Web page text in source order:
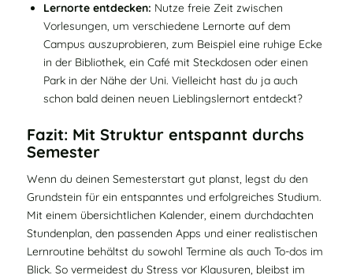
Lernorte entdecken: Nutze freie Zeit zwischen
Vorlesungen, um verschiedene Lernorte auf dem
Campus auszuprobieren, zum Beispiel eine ruhige Ecke
in der Bibliothek, ein Café mit Steckdosen oder einen
Park in der Nähe der Uni. Vielleicht hast du ja auch
schon bald deinen neuen Lieblingslernortentdeckt?
Fazit: Mit Struktur entspannt durchs
Semester
Wenn du deinen Semesterstart gut planst, legst du den
Grundstein für ein entspanntes und erfolgreiches Studium.
Mit einem übersichtlichen Kalender, einem durchdachten
Stundenplan, den passenden Apps und einer realistischen
Lernroutine behältst du sowohl Termine als auch To‑dos im
Blick. So vermeidest du Stress vor Klausuren, bleibst im